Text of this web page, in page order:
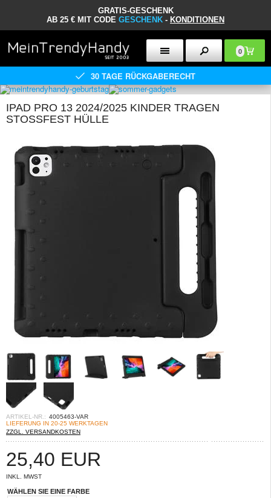
GRATIS-GESCHENK
AB 25 € MIT CODE GESCHENK - KONDITIONEN
0
30 TAGE RÜCKGABERECHT
IPAD PRO 13 2024/2025 KINDER TRAGEN
STOSSFEST HÜLLE
ARTIKEL-NR.: 4005463-VAR
LIEFERUNG IN 20-25 WERKTAGEN
ZZGL. VERSANDKOSTEN
25,40 EUR
INKL. MWST
WÄHLEN SIE EINE FARBE